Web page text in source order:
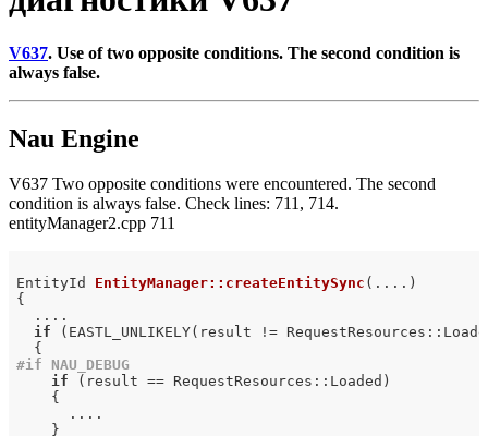
V637. Use of two opposite conditions. The second condition is
always false.
Nau Engine
V637 Two opposite conditions were encountered. The second
condition is always false. Check lines: 711, 714.
entityManager2.cpp 711
EntityId EntityManager::createEntitySync (....)
{
  ....
if (EASTL_UNLIKELY(result !=
#if NAU_DEBUG
if (result == RequestResources::Loaded)
    {
      ....